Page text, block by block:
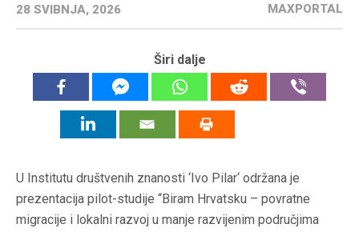
28 SVIBNJA, 2026 MAXPORTAL
Širi dalje
U Institutu društvenih znanosti ‘Ivo Pilar‘ održana je
prezentacija pilot-studije “Biram Hrvatsku – povratne
migracije i lokalni razvoj u manje razvijenim područjima